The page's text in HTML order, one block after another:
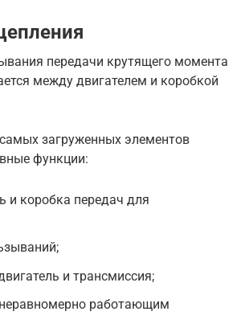
передачи крутящего момента
между двигателем и коробкой
загруженных элементов
функции:
и коробка передач для
и трансмиссия;
работающим